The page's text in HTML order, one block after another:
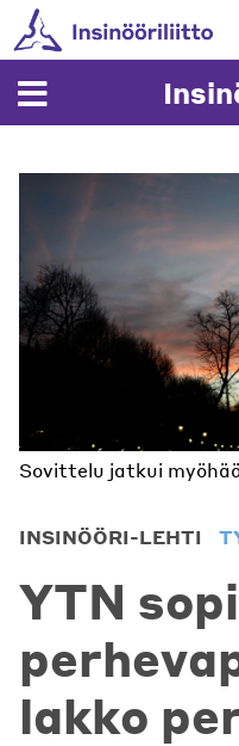
Skip
to
content
Sovittelu jatkui
INSINÖÖRI-LEHTI
YTN sopi
lakko